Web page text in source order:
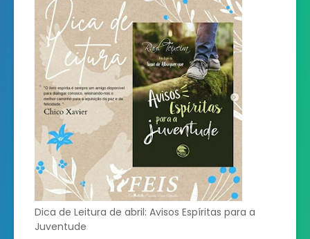
Dica de Leitura de abril: Avisos Espíritas para a
Juventude